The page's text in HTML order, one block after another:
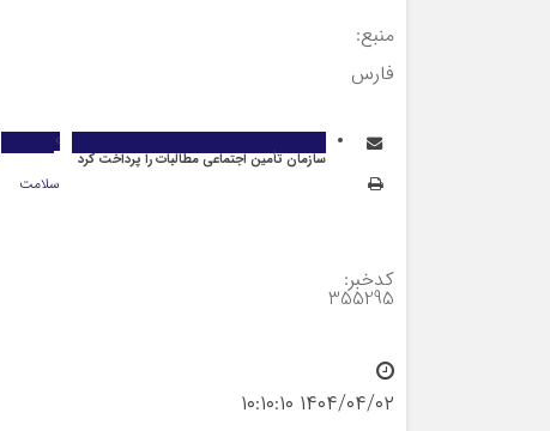
منبع:
فارس
سلامت
سازمان تأمین اجتماعی مطالبات را پرداخت کرد
کدخبر:
355295
۱۴۰۴/۰۴/۰۲ ۱۰:۱۰:۱۰